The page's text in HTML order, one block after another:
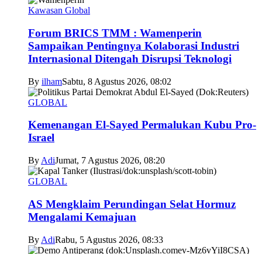
Kawasan Global
Forum BRICS TMM : Wamenperin
Sampaikan Pentingnya Kolaborasi Industri
Internasional Ditengah Disrupsi Teknologi
By ilhamSabtu, 8 Agustus 2026, 08:02
GLOBAL
Kemenangan El-Sayed Permalukan Kubu Pro-
Israel
By AdiJumat, 7 Agustus 2026, 08:20
GLOBAL
AS Mengklaim Perundingan Selat Hormuz
Mengalami Kemajuan
By AdiRabu, 5 Agustus 2026, 08:33